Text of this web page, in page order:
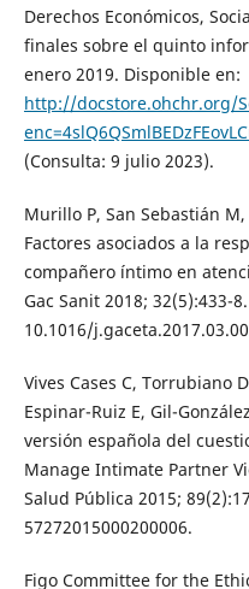
Derechos Económicos,
finales sobre el quinto
enero 2019. Disponible en:
http://docstore.ohchr.org/
(Consulta: 9 julio 2023).
Murillo P, San Sebastián M,
Factores asociados a la
compañero íntimo en
Gac Sanit 2018; 32(5):433-
10.1016/
Vives Cases C, Torrubiano
Espinar-Ruiz E, Gil-
versión española del
Manage Intimate Partner
Salud Pública 2015;
57272015000200006.
Figo Committee for the